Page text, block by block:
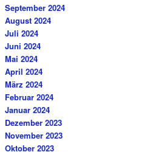
September 2024
August 2024
Juli 2024
Juni 2024
Mai 2024
April 2024
März 2024
Februar 2024
Januar 2024
Dezember 2023
November 2023
Oktober 2023